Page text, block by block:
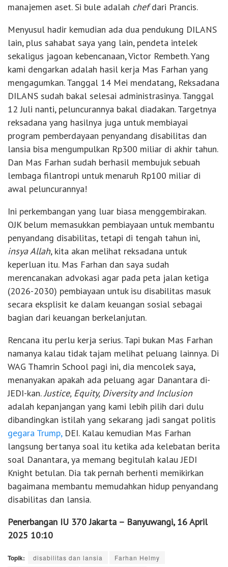
manajemen aset. Si bule adalah chefdari Prancis.
Menyusul hadir kemudian ada dua pendukung DILANS
lain, plus sahabat saya yang lain, pendeta intelek
sekaligus jagoan kebencanaan, Victor Rembeth. Yang
kami dengarkan adalah hasil kerja Mas Farhan yang
mengagumkan. Tanggal 14 Mei mendatang, Reksadana
DILANS sudah bakal selesai administrasinya. Tanggal
12 Juli nanti, peluncurannya bakal diadakan. Targetnya
reksadana yang hasilnya juga untuk membiayai
program pemberdayaan penyandang disabilitas dan
lansia bisa mengumpulkan Rp300 miliar di akhir tahun.
Dan Mas Farhan sudah berhasil membujuk sebuah
lembaga filantropi untuk menaruh Rp100 miliar di
awal peluncurannya!
Ini perkembangan yang luar biasa menggembirakan.
OJK belum memasukkan pembiayaan untuk membantu
penyandang disabilitas, tetapi di tengah tahun ini,
insya Allah, kita akan melihat reksadana untuk
keperluan itu. Mas Farhan dan saya sudah
merencanakan advokasi agar pada peta jalan ketiga
(2026-2030) pembiayaan untuk isu disabilitas masuk
secara eksplisit ke dalam keuangan sosial sebagai
bagian dari keuangan berkelanjutan.
Rencana itu perlu kerja serius. Tapi bukan Mas Farhan
namanya kalau tidak tajam melihat peluang lainnya. Di
WAG Thamrin School pagi ini, dia mencolek saya,
menanyakan apakah ada peluang agar Danantara di-
JEDI-kan.Justice, Equity, Diversity and Inclusion
adalah kepanjangan yang kami lebih pilih dari dulu
dibandingkan istilah yang sekarang jadi sangat politis
gegara Trump, DEI. Kalau kemudian Mas Farhan
langsung bertanya soal itu ketika ada kelebatan berita
soal Danantara, ya memang begitulah kalau JEDI
Knight betulan. Dia tak pernah berhenti memikirkan
bagaimana membantu memudahkan hidup penyandang
disabilitas dan lansia.
Penerbangan IU 370 Jakarta – Banyuwangi, 16 April
2025 10:10
Topik: disabilitas dan lansia Farhan Helmy